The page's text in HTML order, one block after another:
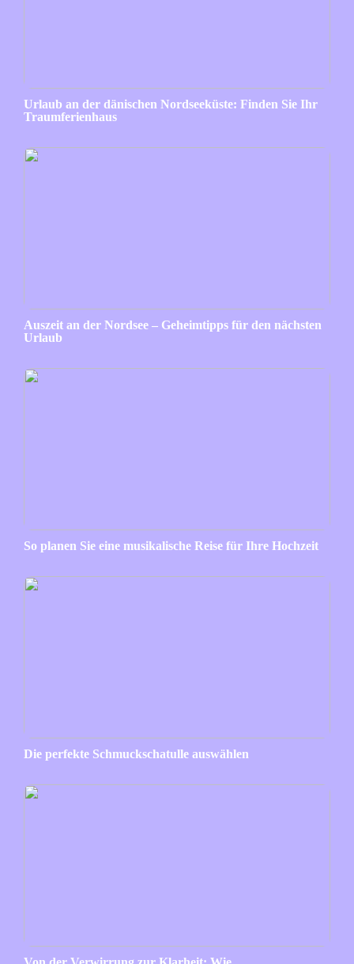
Urlaub an der dänischen Nordseeküste: Finden Sie Ihr
Traumferienhaus
Auszeit an der Nordsee – Geheimtipps für den nächsten
Urlaub
So planen Sie eine musikalische Reise für Ihre Hochzeit
Die perfekte Schmuckschatulle auswählen